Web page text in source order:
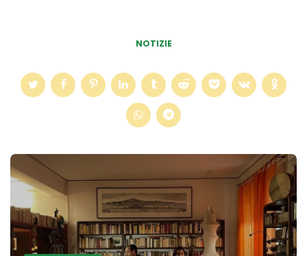
NOTIZIE
Post
navigation